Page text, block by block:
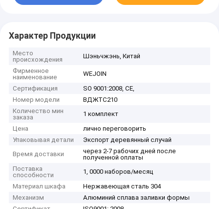
Характер Продукции
Место
происхождения
Шэньчжэнь, Китай
Фирменное
наименование
WEJOIN
Сертификация
SO 9001:2008, CE,
Номер модели
ВДЖТС210
Количество мин
заказа
1 комплект
Цена
лично переговорить
Упаковывая детали
Экспорт деревянный случай
Время доставки
через 2-7 рабочих дней после
полученной оплаты
Поставка
способности
1, 0000 наборов/месяц
Материал шкафа
Нержавеющая сталь 304
Механизм
Алюминий сплава заливки формы